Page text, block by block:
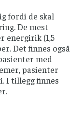
fordi de skal
De mest
energirik (1,5
Det finnes også
med
pasienter
I tillegg finnes